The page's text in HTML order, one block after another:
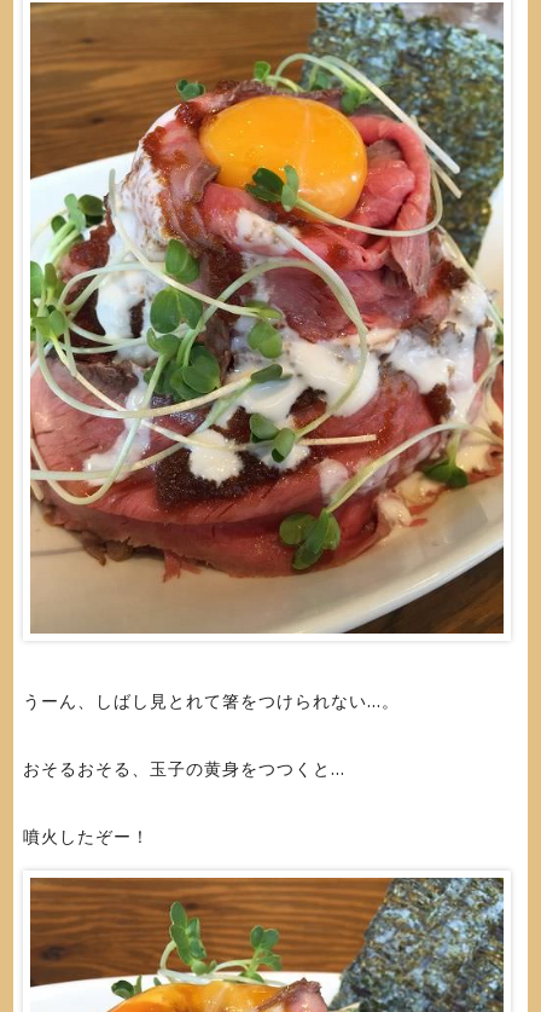
うーん、しばし見とれて箸をつけられない...。
おそるおそる、玉子の黄身をつつくと...
噴火したぞー！